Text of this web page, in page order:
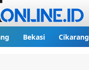
Bekasi Cikarang